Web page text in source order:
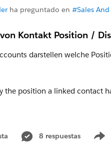
ha preguntado en #Sales
Kontakt Position /
darstellen welche
the position a linked contact
8 respuestas